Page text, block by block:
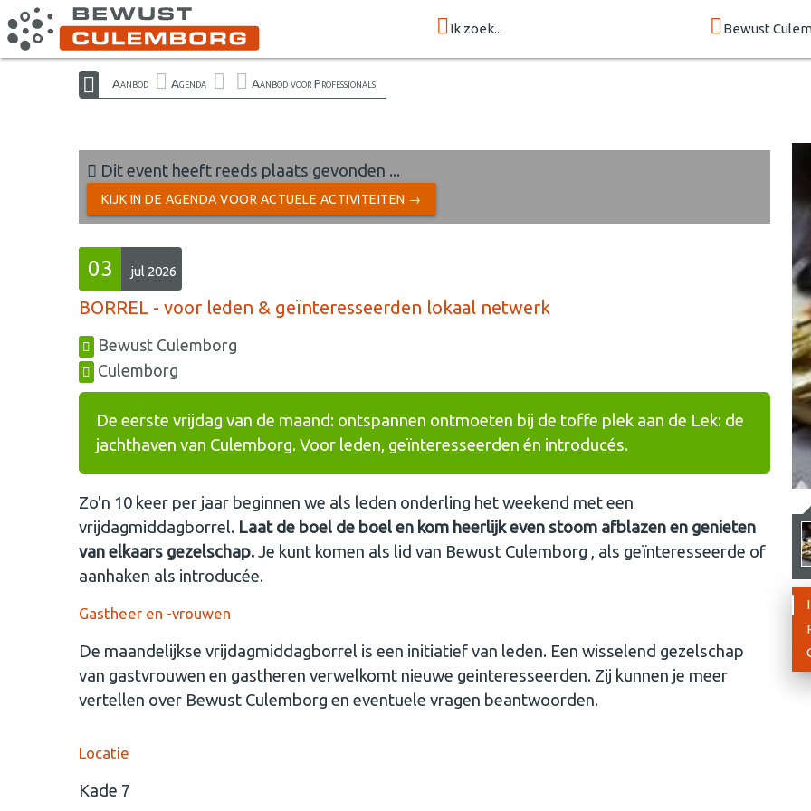
Ik zoek... Bewust
Aanbod Agenda Aanbod voor Professionals
Dit event heeft reeds plaats gevonden ...
KIJK IN DE AGENDA VOOR ACTUELE ACTIVITEITEN →
03 jul 2026
BORREL - voor leden & geïnteresseerden lokaal netwerk
Bewust Culemborg
Culemborg
De eerste vrijdag van de maand: ontspannen ontmoeten bij de toffe plek aan de Lek: de
jachthaven van Culemborg. Voor leden, geïnteresseerden én introducés.
Zo'n 10 keer per jaar beginnen we als leden onderling het weekend met een
vrijdagmiddagborrel. Laat de boel de boel en kom heerlijk even stoom afblazen en genieten
van elkaars gezelschap.Je kunt komen als lid van Bewust Culemborg , als geïnteresseerde of
aanhaken als introducée.
Gastheer en -vrouwen
De maandelijkse vrijdagmiddagborrel is een initiatief van leden. Een wisselend gezelschap
van gastvrouwen en gastheren verwelkomt nieuwe geinteresseerden. Zij kunnen je meer
vertellen over Bewust Culemborg en eventuele vragen beantwoorden.
Locatie
Kade 7